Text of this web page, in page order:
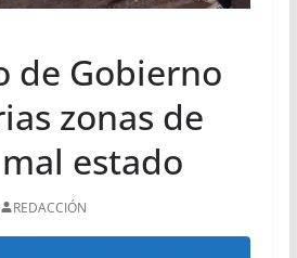
de Gobierno
zonas de
estado
REDACCIÓN